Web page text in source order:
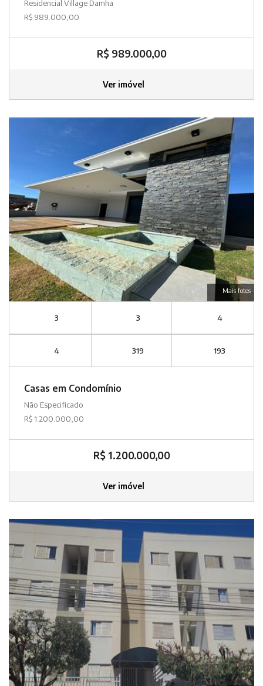
Residencial Village Damha
R$ 989.000,00
R$ 989.000,00
Ver imóvel
Mais fotos
3 3 4
4 319 193
Casas em Condomínio
Não Especificado
R$ 1.200.000,00
R$ 1.200.000,00
Ver imóvel